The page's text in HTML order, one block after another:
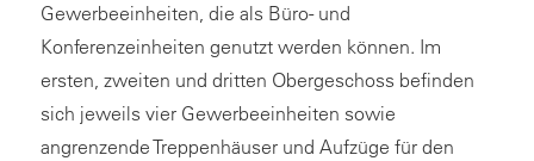
Gewerbeeinheiten, die als Büro- und
Konferenzeinheiten genutzt werden können. Im
ersten, zweiten und dritten Obergeschoss befinden
sich jeweils vier Gewerbeeinheiten sowie
angrenzende Treppenhäuser und Aufzüge für den